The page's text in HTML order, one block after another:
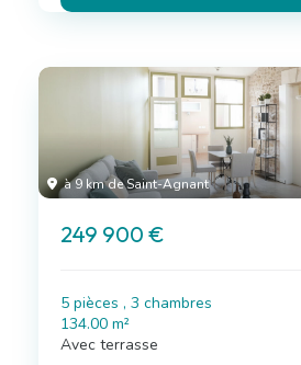
à 9 km de Saint-Agnant
249 900 €
5 pièces , 3 chambres
134.00 m²
Avec terrasse